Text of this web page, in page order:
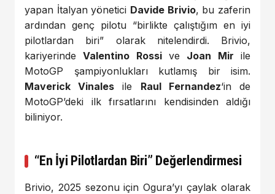
yapan İtalyan yönetici Davide Brivio, bu zaferin
ardından genç pilotu “birlikte çalıştığım en iyi
pilotlardan biri” olarak nitelendirdi. Brivio,
kariyerindeValentino Rossive Joan Mir ile
MotoGP şampiyonlukları kutlamış bir isim.
Maverick Vinales ile Raul Fernandez‘in de
MotoGP’deki ilk fırsatlarını kendisinden aldığı
biliniyor.
“En İyi Pilotlardan Biri” Değerlendirmesi
Brivio, 2025 sezonu için Ogura’yı çaylak olarak